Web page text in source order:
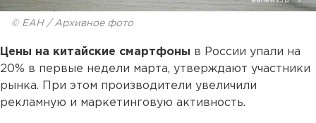
© ЕАН / Архивное фото
Цены на китайские смартфоны в России упали на
20% в первые недели марта, утверждают участники
рынка. При этом производители увеличили
рекламную и маркетинговую активность.